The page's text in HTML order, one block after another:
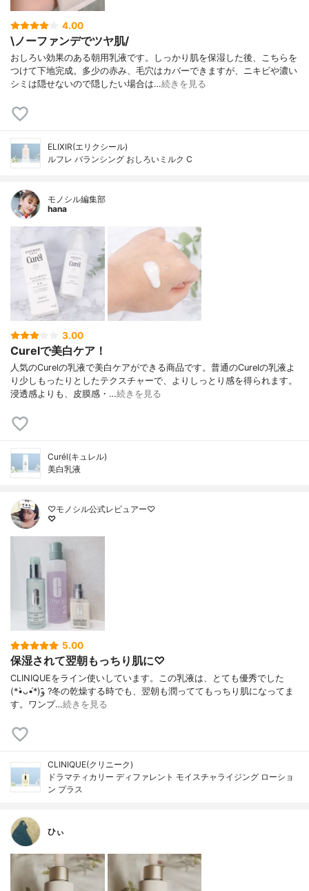
4.00
\ノーファンデでツヤ肌/
おしろい効果のある朝用乳液です。しっかり肌を保湿した後、こちらを
つけて下地完成。多少の赤み、毛穴はカバーできますが、ニキビや濃い
シミは隠せないので隠したい場合は…続きを見る
ELIXIR(エリクシール)
ルフレ バランシング おしろいミルク C
モノシル編集部
hana
3.00
Curelで美白ケア！
人気のCurelの乳液で美白ケアができる商品です。普通のCurelの乳液よ
り少しもったりとしたテクスチャーで、よりしっとり感を得られます。
浸透感よりも、皮膜感・…続きを見る
Curél(キュレル)
美白乳液
♡モノシル公式レビュアー♡
♡
5.00
保湿されて翌朝もっちり肌に♡
CLINIQUEをライン使いしています。この乳液は、とても優秀でした
(*•̀ᴗ•́*)و ̑̑?冬の乾燥する時でも、翌朝も潤っててもっちり肌になってま
す。ワンプ…続きを見る
CLINIQUE(クリニーク)
ドラマティカリー ディファレント モイスチャライジング ローショ
ン プラス
ひぃ